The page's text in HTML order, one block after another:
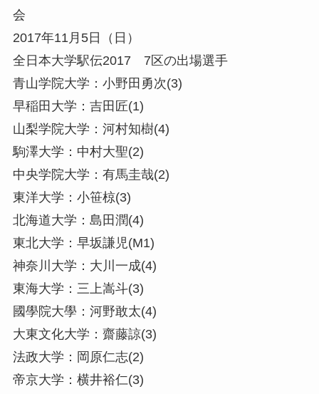
会
2017年11月5日（日）
全日本大学駅伝2017 7区の出場選手
青山学院大学：小野田勇次(3)
早稲田大学：吉田匠(1)
山梨学院大学：河村知樹(4)
駒澤大学：中村大聖(2)
中央学院大学：有馬圭哉(2)
東洋大学：小笹椋(3)
北海道大学：島田潤(4)
東北大学：早坂謙児(M1)
神奈川大学：大川一成(4)
東海大学：三上嵩斗(3)
國學院大學：河野敢太(4)
大東文化大学：齋藤諒(3)
法政大学：岡原仁志(2)
帝京大学：横井裕仁(3)